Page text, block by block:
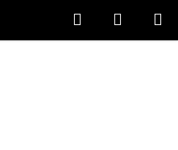
Hľadať
KOŠÍK